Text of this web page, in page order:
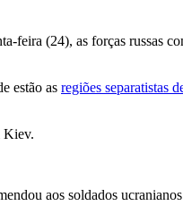
feira (24), as forças russas
estão as regiões separatistas
Kiev.
aos soldados